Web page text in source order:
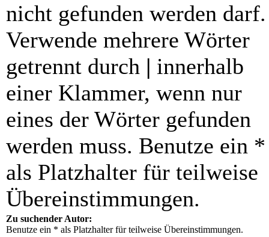
nicht gefunden werden darf.
Verwende mehrere Wörter
getrennt durch | innerhalb
einer Klammer, wenn nur
eines der Wörter gefunden
werden muss. Benutze ein *
als Platzhalter für teilweise
Übereinstimmungen.
Zu suchender Autor:
Benutze ein * als Platzhalter für teilweise Übereinstimmungen.